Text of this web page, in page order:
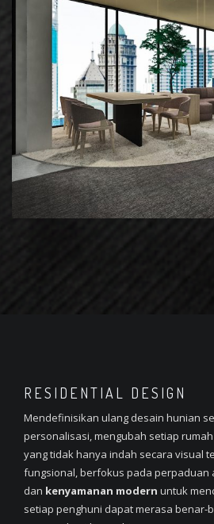
RESIDENTIAL DESIGN
Mendefinisikan ulang desain hunian
personalisasi, mengubah setiap
yang tidak hanya indah secara visual
fungsional, berfokus pada perpaduan
dan kenyamanan modern untuk
setiap penghuni dapat merasa benar-